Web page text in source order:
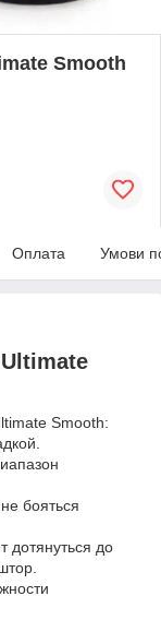
Smooth
Оплата Умови
Smooth:
бояться
дотянуться до